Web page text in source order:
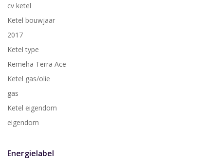
cv ketel
Ketel bouwjaar
2017
Ketel type
Remeha Terra Ace
Ketel gas/olie
gas
Ketel eigendom
eigendom
Energielabel